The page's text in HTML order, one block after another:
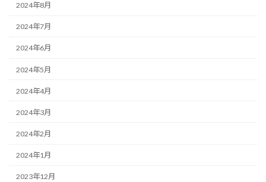
2024年8月
2024年7月
2024年6月
2024年5月
2024年4月
2024年3月
2024年2月
2024年1月
2023年12月